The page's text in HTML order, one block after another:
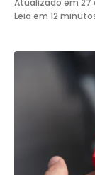
Atualizado em 27
Leia em 12